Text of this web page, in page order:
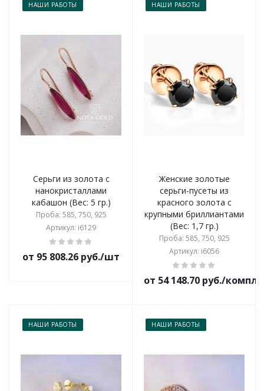
НАШИ РАБОТЫ
Серьги из золота с
нанокристаллами
кабашон (Вес: 5 гр.)
Проба: 585, 750, 925
Артикул: i6129
от 95 808.26 руб./шт
НАШИ РАБОТЫ
Женские золотые
серьги-пусеты из
красного золота с
крупными бриллиантами
(Вес: 1,7 гр.)
Проба: 585, 750, 925
Артикул: i6056
от 54 148.70 руб./
НАШИ РАБОТЫ НАШИ РАБОТЫ